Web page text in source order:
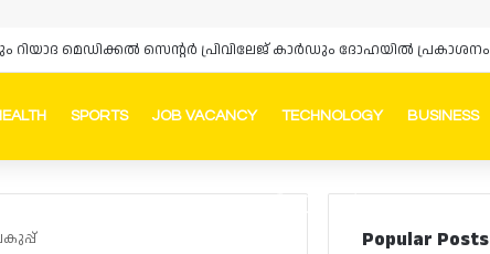
SPORTS JOB VACANCY TECHNOLOGY BUSINESS
FacebookInstagram
Telegram
Whatsapp
Popular Posts